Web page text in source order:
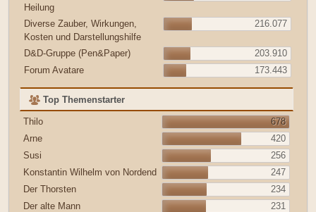
Heilung
Diverse Zauber, Wirkungen,
Kosten und Darstellungshilfe
216.077
D&D-Gruppe (Pen&Paper)
203.910
Forum Avatare
173.443
Top Themenstarter
Thilo
678
Arne
420
Susi
256
Konstantin Wilhelm von Nordend
247
Der Thorsten
234
Der alte Mann
231